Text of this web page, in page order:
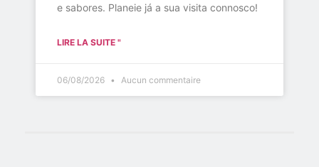
e sabores. Planeie já a sua visita connosco!
LIRE LA SUITE "
06/08/2026 Aucun commentaire